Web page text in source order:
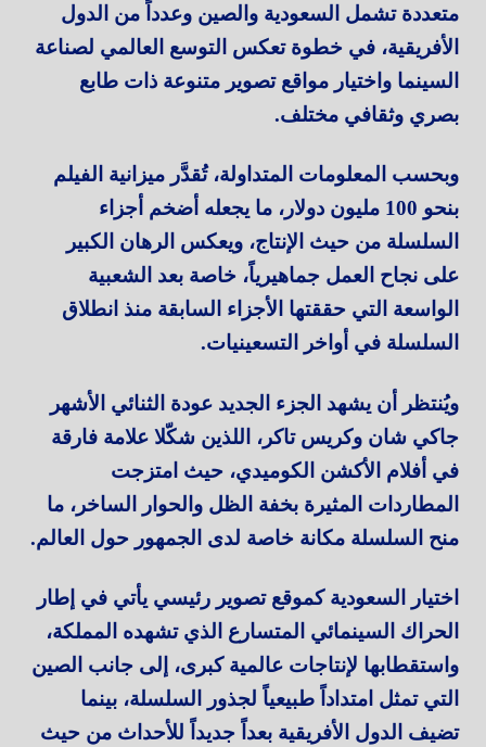
متعددة تشمل السعودية والصين وعدداً من الدول
الأفريقية، في خطوة تعكس التوسع العالمي لصناعة
السينما واختيار مواقع تصوير متنوعة ذات طابع
بصري وثقافي مختلف.
وبحسب المعلومات المتداولة، تُقدَّر ميزانية الفيلم
بنحو 100 مليون دولار، ما يجعله أضخم أجزاء
السلسلة من حيث الإنتاج، ويعكس الرهان الكبير
على نجاح العمل جماهيرياً، خاصة بعد الشعبية
الواسعة التي حققتها الأجزاء السابقة منذ انطلاق
السلسلة في أواخر التسعينيات.
ويُنتظر أن يشهد الجزء الجديد عودة الثنائي الأشهر
جاكي شان وكريس تاكر، اللذين شكّلا علامة فارقة
في أفلام الأكشن الكوميدي، حيث امتزجت
المطاردات المثيرة بخفة الظل والحوار الساخر، ما
منح السلسلة مكانة خاصة لدى الجمهور حول العالم.
اختيار السعودية كموقع تصوير رئيسي يأتي في إطار
الحراك السينمائي المتسارع الذي تشهده المملكة،
واستقطابها لإنتاجات عالمية كبرى، إلى جانب الصين
التي تمثل امتداداً طبيعياً لجذور السلسلة، بينما
تضيف الدول الأفريقية بعداً جديداً للأحداث من حيث